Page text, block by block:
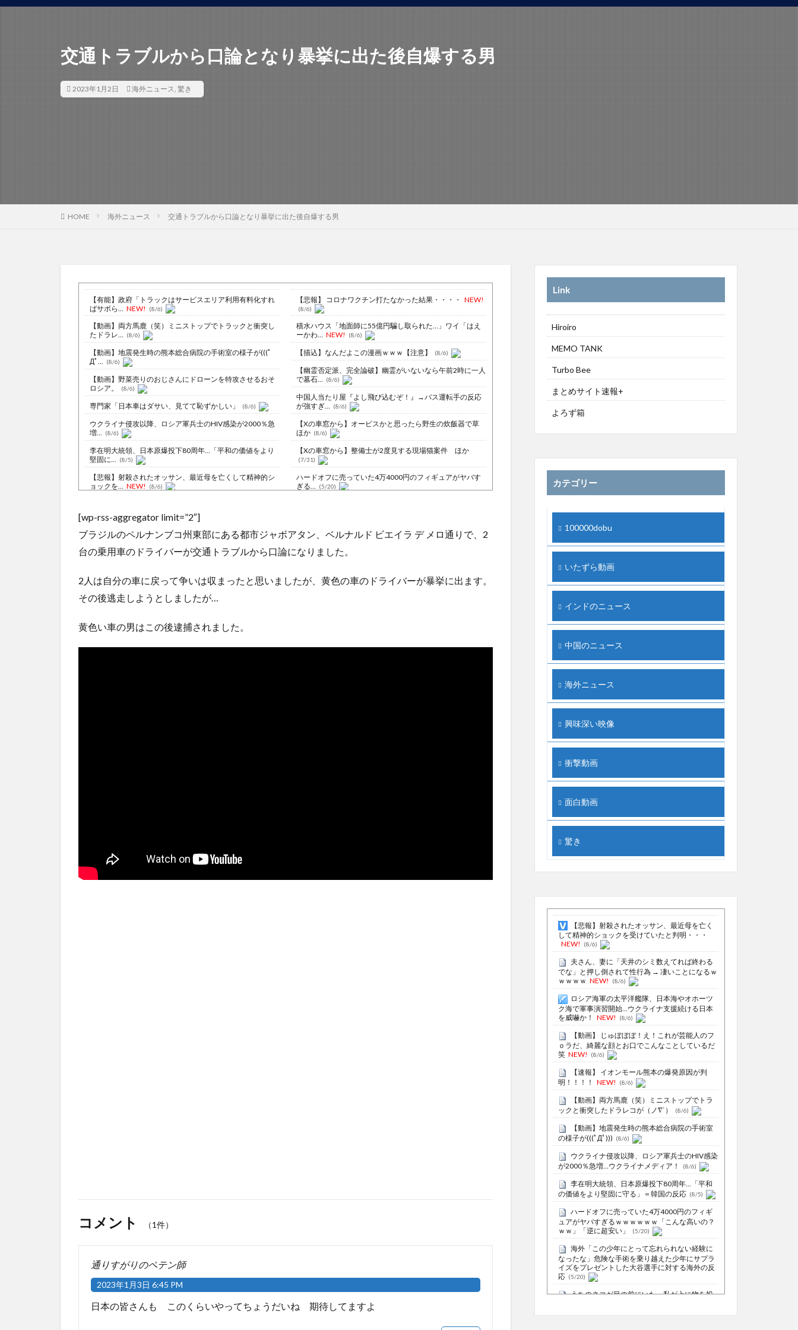
交通トラブルから口論となり暴挙に出た後自爆する男
2023年1月2日 海外ニュース, 驚き
HOME 海外ニュース 交通トラブルから口論となり暴挙に出た後自爆する男
【有能】政府「トラックはサービスエリア利用有料化すれ
ばサボら...
NEW! (8/6)
【動画】両方馬鹿（笑）ミニストップでトラックと衝突し
たドラレ... (8/6)
【動画】地震発生時の熊本総合病院の手術室の様子が(((ﾟ
Дﾟ... (8/6)
【動画】野菜売りのおじさんにドローンを特攻させるおそ
ロシア。
(8/6)
専門家「日本車はダサい、見てて恥ずかしい」 (8/6)
ウクライナ侵攻以降、ロシア軍兵士のHIV感染が2000％急
増... (8/6)
李在明大統領、日本原爆投下80周年…「平和の価値をより
堅固に... (8/5)
【悲報】射殺されたオッサン、最近母を亡くして精神的シ
ョックを... NEW! (8/6)
(8/6)
吉野家のステーキ定食1500円ｗｗｗｗｗｗｗｗｗｗｗｗｗ
ｗｗ... NEW! (8/6)
5chの北斗の拳強さランキング、完成度が高いと話題にｗｗ
金正恩「経済制裁、正直キツいです・・・本当は核を使う
つもりな... (5/20)
お知らせ (1/26)
顔20点、体80点と評価されていた女子学生が男子学生らの
【悲報】 コロナワクチン打たなかった結果・・・・ NEW!
(8/6)
積水ハウス「地面師に55億円騙し取られた…」ワイ「はえ
ーかわ... NEW! (8/6)
【描込】なんだよこの漫画ｗｗｗ【注意】 (8/6)
【幽霊否定派、完全論破】幽霊がいないなら午前2時に一人
で墓石... (8/6)
中国人当たり屋『よし飛び込むぞ！』→バス運転手の反応
が強すぎ... (8/6)
【Xの車窓から】オービスかと思ったら野生の炊飯器で草
ほか (8/6)
【Xの車窓から】整備士が2度見する現場猫案件 ほか
(7/31)
ハードオフに売っていた4万4000円のフィギュアがヤバす
ぎる... (5/20)
うちのネコが目の前にいた。私が上に物を投げるフリをす
る → ...
(5/20)
韓国人「野球の天才大谷翔平がML2度目のサヨナラ爆発！4
【GIF】JSのカンチョーワロタ (5/20)
[wp-rss-aggregator limit=”2″]
ブラジルのペルナンブコ州東部にある都市ジャボアタン、ベルナルド ビエイラ デ メロ通りで、2
台の乗用車のドライバーが交通トラブルから口論になりました。
2人は自分の車に戻って争いは収まったと思いましたが、黄色の車のドライバーが暴挙に出ます。
その後逃走しようとしましたが…
黄色い車の男はこの後逮捕されました。
コメント （1件）
通りすがりのペテン師
2023年1月3日 6:45 PM
日本の皆さんも このくらいやってちょうだいね 期待してますよ
Link
Hiroiro
MEMO TANK
Turbo Bee
まとめサイト速報+
よろず箱
カテゴリー
100000dobu
いたずら動画
インドのニュース
中国のニュース
海外ニュース
興味深い映像
衝撃動画
面白動画
驚き
【悲報】射殺されたオッサン、最近母を亡く
して精神的ショックを受けていたと判明・・・
NEW!
(8/6)
夫さん、妻に「天井のシミ数えてれば終わる
でな」と押し倒されて性行為 → 凄いことになるｗ
ｗｗｗｗ NEW! (8/6)
ロシア海軍の太平洋艦隊、日本海やオホーツ
ク海で軍事演習開始…ウクライナ支援続ける日本
を威嚇か！
NEW! (8/6)
【動画】 じゅぼぼぼ！え！これが芸能人のフ
ｏラだ、綺麗な顔とお口でこんなことしているだ
笑 NEW! (8/6)
【速報】 イオンモール熊本の爆発原因が判
明！！！！
NEW! (8/6)
【動画】両方馬鹿（笑）ミニストップでトラ
ックと衝突したドラレコが（ノ∇`）
(8/6)
【動画】地震発生時の熊本総合病院の手術室
の様子が(((ﾟДﾟ))) (8/6)
ウクライナ侵攻以降、ロシア軍兵士のHIV感染
が2000％急増…ウクライナメディア！
(8/6)
李在明大統領、日本原爆投下80周年…「平和
の価値をより堅固に守る」＝韓国の反応 (8/5)
ハードオフに売っていた4万4000円のフィギ
ュアがヤバすぎるｗｗｗｗｗｗ「こんな高いの？
ｗｗ」「逆に超安い」
(5/20)
海外「この少年にとって忘れられない経験に
なったな」危険な手術を乗り越えた少年にサプラ
イズをプレゼントした大谷選手に対する海外の反
応 (5/20)
うちのネコが目の前にいた。私が上に物を投